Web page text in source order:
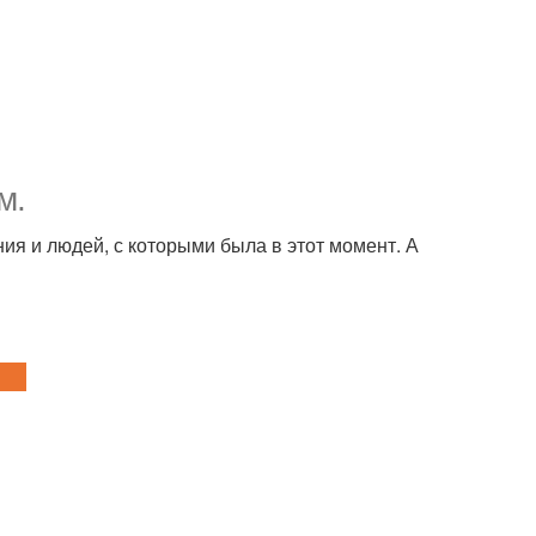
и людей, с которыми была в этот момент. А